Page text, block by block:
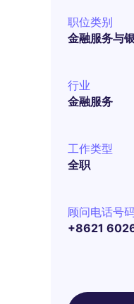
职位类别
金融服务与
行业
金融服务
工作类型
全职
顾问电话号
+8621